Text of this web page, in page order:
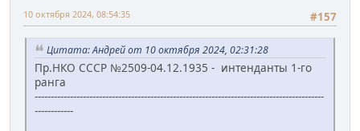
#157
10 октября 2024, 08:54:35
Цитата: Андрей от 10 октября 2024, 02:31:28
Пр.НКО СССР №2509-04.12.1935 - интенданты 1-го
ранга
------------------------------------------------------------------------------------------
------------